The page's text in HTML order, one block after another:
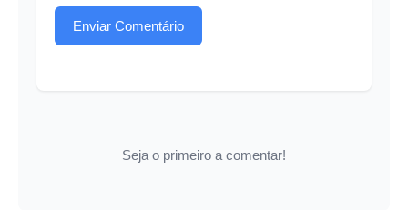
Enviar Comentário
Seja o primeiro a comentar!